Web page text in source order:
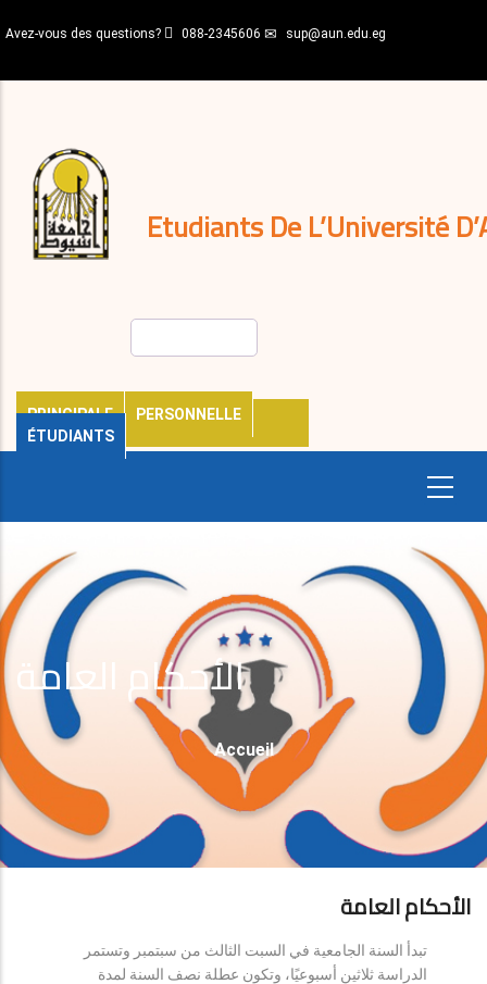
au
principal
Avez-vous des questions? 088-2345606 sup@aun.edu.eg
Etudiants De L’Université
PRINCIPALE
PERSONNELLE
ÉTUDIANTS
décisions
Expatriés
Journal
الأحكام العامة
Fil
D'Ariane
Accueil
الأحكام العامة
تبدأ السنة الجامعية في السبت الثالث من سبتمبر وتستمر
الدراسة ثلاثين أسبوعيًا، وتكون عطلة نصف السنة لمدة